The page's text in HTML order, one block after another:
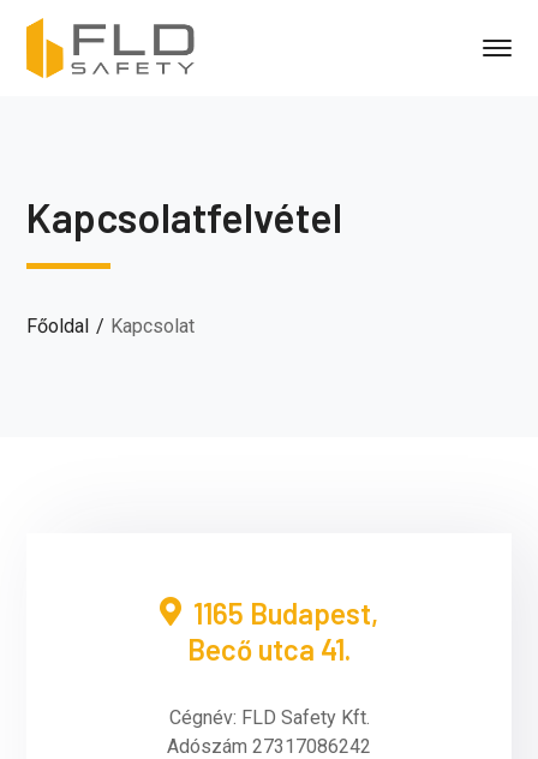
Kapcsolatfelvétel
Főoldal Kapcsolat
1165 Budapest,
Becő utca 41.
Cégnév: FLD Safety Kft.
Adószám 27317086242